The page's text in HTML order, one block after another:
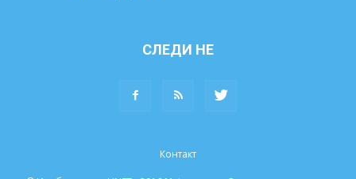
СЛЕДИ НЕ
Контакт